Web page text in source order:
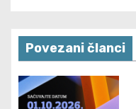
s
t
n
Povezani članci